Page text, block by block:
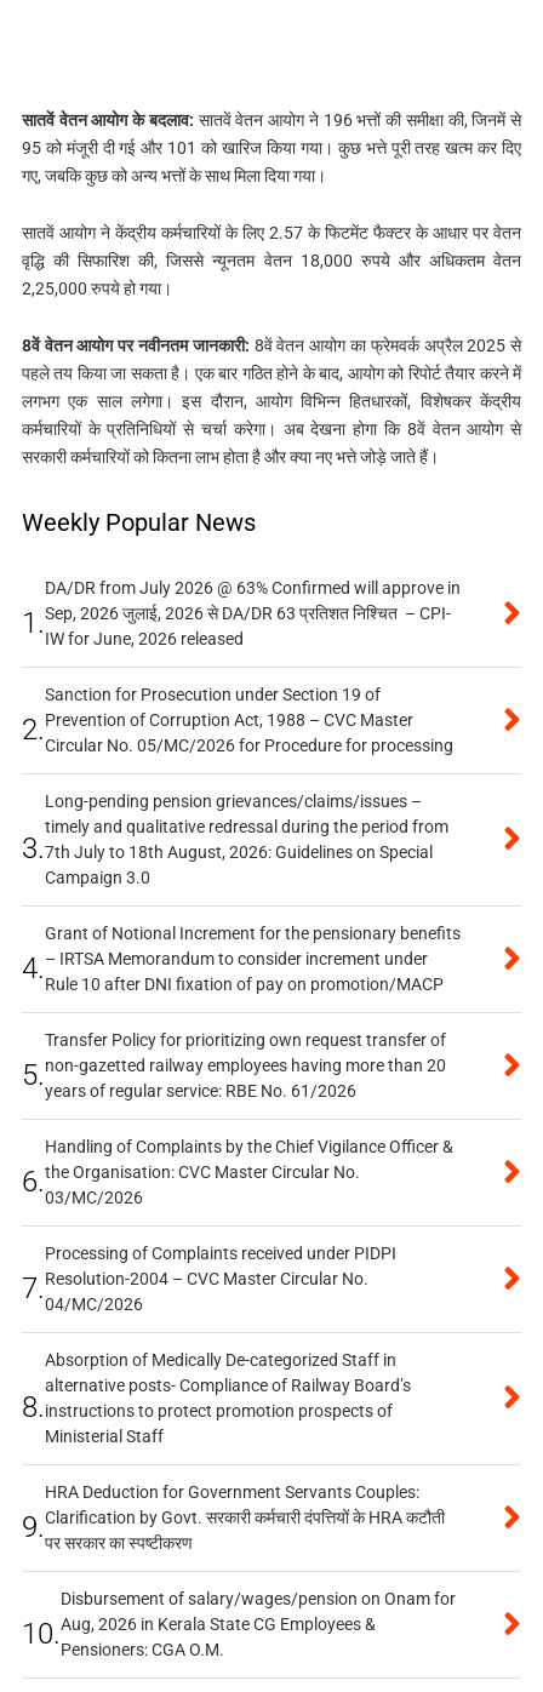
सातवें वेतन आयोग के बदलाव: सातवें वेतन आयोग ने 196 भत्तों की समीक्षा की, जिनमें से
95 को मंजूरी दी गई और 101 को खारिज किया गया। कुछ भत्ते पूरी तरह खत्म कर दिए
गए, जबकि कुछ को अन्य भत्तों के साथ मिला दिया गया।
सातवें आयोग ने केंद्रीय कर्मचारियों के लिए 2.57 के फिटमेंट फैक्टर के आधार पर वेतन
वृद्धि की सिफारिश की, जिससे न्यूनतम वेतन 18,000 रुपये और अधिकतम वेतन
2,25,000 रुपये हो गया।
8वें वेतन आयोग पर नवीनतम जानकारी: 8वें वेतन आयोग का फ्रेमवर्क अप्रैल 2025 से
पहले तय किया जा सकता है। एक बार गठित होने के बाद, आयोग को रिपोर्ट तैयार करने में
लगभग एक साल लगेगा। इस दौरान, आयोग विभिन्न हितधारकों, विशेषकर केंद्रीय
कर्मचारियों के प्रतिनिधियों से चर्चा करेगा। अब देखना होगा कि 8वें वेतन आयोग से
सरकारी कर्मचारियों को कितना लाभ होता है और क्या नए भत्ते जोड़े जाते हैं।
Weekly Popular News
1.
DA/DR from July 2026 @ 63% Confirmed will approve in
Sep, 2026 जुलाई, 2026 से DA/DR 63 प्रतिशत निश्चित – CPI-
IW for June, 2026 released
2.
Sanction for Prosecution under Section 19 of
Prevention of Corruption Act, 1988 – CVC Master
Circular No. 05/MC/2026 for Procedure for processing
3.
Long-pending pension grievances/claims/issues –
timely and qualitative redressal during the period from
7th July to 18th August, 2026: Guidelines on Special
Campaign 3.0
4.
Grant of Notional Increment for the pensionary benefits
– IRTSA Memorandum to consider increment under
Rule 10 after DNI fixation of pay on promotion/MACP
5.
Transfer Policy for prioritizing own request transfer of
non-gazetted railway employees having more than 20
years of regular service: RBE No. 61/2026
6.
Handling of Complaints by the Chief Vigilance Officer &
the Organisation: CVC Master Circular No.
03/MC/2026
7.
Processing of Complaints received under PIDPI
Resolution-2004 – CVC Master Circular No.
04/MC/2026
8.
Absorption of Medically De-categorized Staff in
alternative posts- Compliance of Railway Board’s
instructions to protect promotion prospects of
Ministerial Staff
9.
HRA Deduction for Government Servants Couples:
Clarification by Govt. सरकारी कर्मचारी दंपत्तियों के HRA कटौती
पर सरकार का स्पष्टीकरण
10.
Disbursement of salary/wages/pension on Onam for
Aug, 2026 in Kerala State CG Employees &
Pensioners: CGA O.M.